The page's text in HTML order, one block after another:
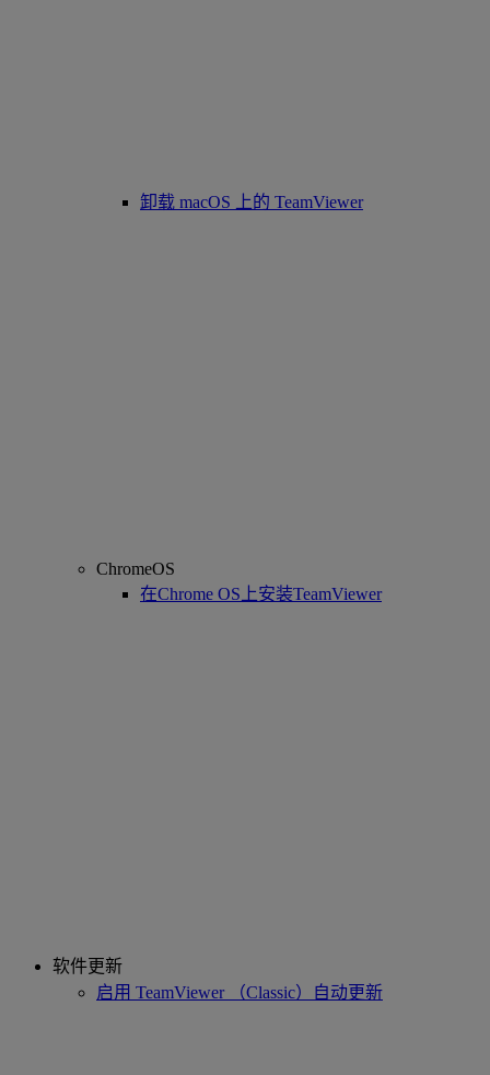
卸载 macOS 上的 TeamViewer
ChromeOS
在Chrome OS上安装TeamViewer
软件更新
启用 TeamViewer （Classic）自动更新